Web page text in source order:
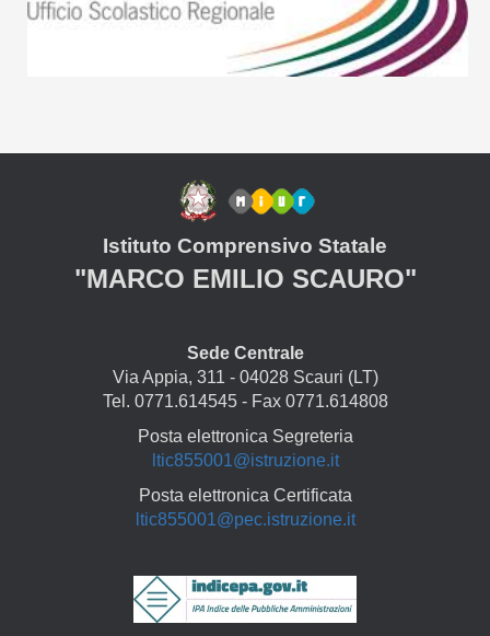
Istituto Comprensivo Statale
"MARCO EMILIO SCAURO"
Sede Centrale
Via Appia, 311 - 04028 Scauri (LT)
Tel. 0771.614545 - Fax 0771.614808
Posta elettronica Segreteria
ltic855001@istruzione.it
Posta elettronica Certificata
ltic855001@pec.istruzione.it